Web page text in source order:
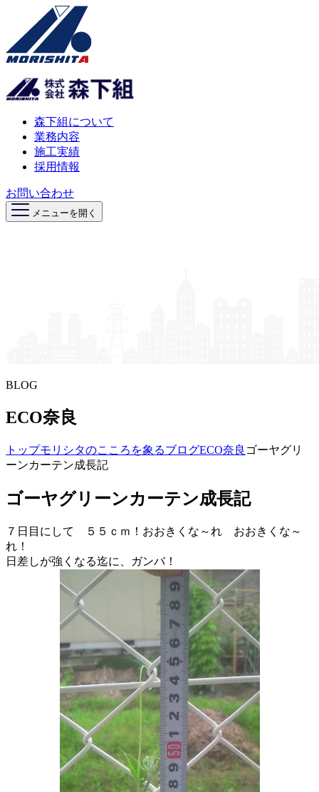
森下組について
業務内容
施工実績
採用情報
お問い合わせ
メニューを開く
BLOG
ECO奈良
トップモリシタの​こころを​象る​ブログECO奈良 ゴーヤグリ
ーンカーテン成長記
ゴーヤグリーンカーテン成長記
７日目にして ５５ｃｍ！おおきくな～れ おおきくな～
れ！
日差しが強くなる迄に、ガンバ！